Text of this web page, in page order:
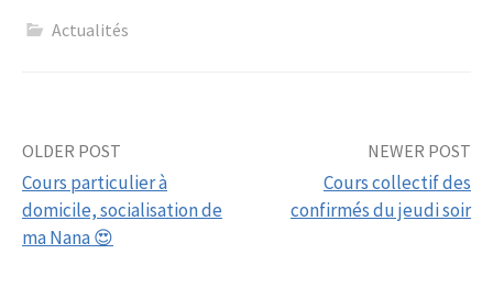
Actualités
Post
navigation
OLDER POST
Cours particulier à
domicile, socialisation de
ma Nana 😍
NEWER POST
Cours collectif des
confirmés du jeudi soir